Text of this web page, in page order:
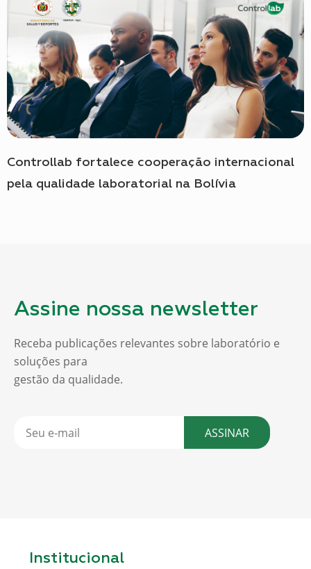
Controllab fortalece cooperação internacional
pela qualidade laboratorial na Bolívia
Assine nossa newsletter
Receba publicações relevantes sobre laboratório e
soluções para
gestão da qualidade.
ASSINAR
Institucional